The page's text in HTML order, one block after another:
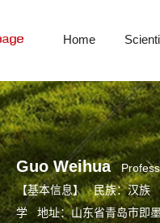
Home
Guo Weihua
【基本信息】 民族：汉族
学 地址：山东省青岛市即